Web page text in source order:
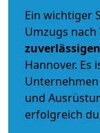
Ein wichtiger
Umzugs
zuverlässigen
Hannover. Es
und
erfolgreich